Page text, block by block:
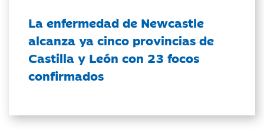
La enfermedad de Newcastle
alcanza ya cinco provincias de
Castilla y León con 23 focos
confirmados